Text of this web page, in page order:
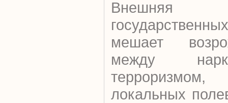
Внешняя
мешает
между
локальных